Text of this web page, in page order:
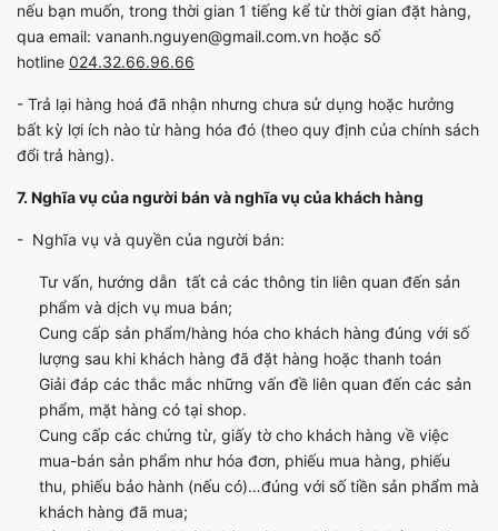
nếu bạn muốn, trong thời gian 1 tiếng kể từ thời gian đặt hàng,
qua email: vananh.nguyen@gmail.com.vn hoặc số
hotline 024.32.66.96.66
- Trả lại hàng hoá đã nhận nhưng chưa sử dụng hoặc hưởng
bất kỳ lợi ích nào từ hàng hóa đó (theo quy định của chính sách
đổi trả hàng).
7. Nghĩa vụ của người bán và nghĩa vụ của khách hàng
- Nghĩa vụ và quyền của người bán:
Tư vấn, hướng dẫn tất cả các thông tin liên quan đến sản
phẩm và dịch vụ mua bán;
Cung cấp sản phẩm/hàng hóa cho khách hàng đúng với số
lượng sau khi khách hàng đã đặt hàng hoặc thanh toán
Giải đáp các thắc mắc những vấn đề liên quan đến các sản
phẩm, mặt hàng có tại shop.
Cung cấp các chứng từ, giấy tờ cho khách hàng về việc
mua-bán sản phẩm như hóa đơn, phiếu mua hàng, phiếu
thu, phiếu bảo hành (nếu có)…đúng với số tiền sản phẩm mà
khách hàng đã mua;